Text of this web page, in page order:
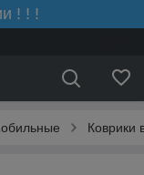
! ! !
Коврики